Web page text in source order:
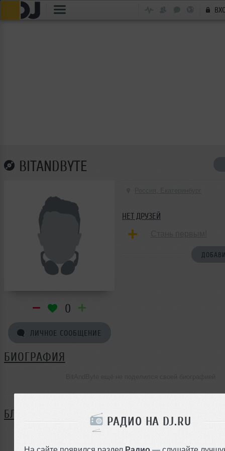
РАДИО НА DJ.RU
На сайте появился раздел Радио — слушайте
BITANDBYTE
0
ЛИЧНОЕ СООБЩЕНИЕ
НЕТ ДРУЗЕЙ
БИОГРАФИЯ
БЛОГ